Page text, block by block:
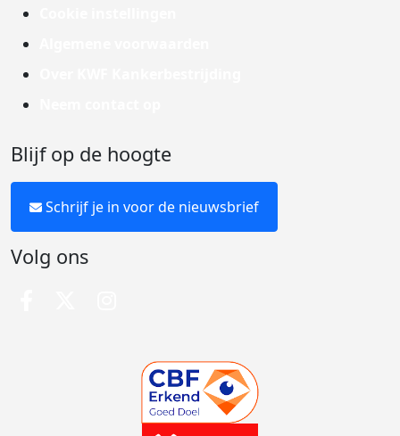
Blijf op de hoogte
Schrijf je in voor de nieuwsbrief
Volg ons